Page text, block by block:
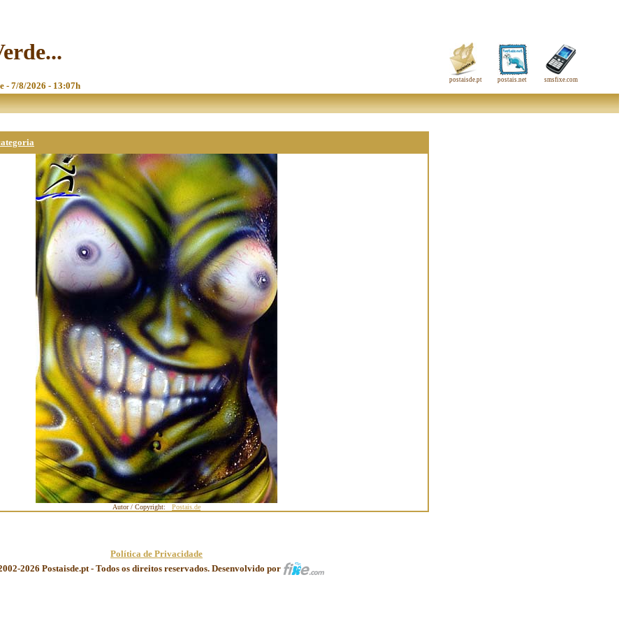
- 7/8/2026 - 13:07h
postaisde.pt postais.net smsfixe.com
Autor / Copyright: Postais.de
Política de Privacidade
2026 Postaisde.pt - Todos os direitos reservados. Desenvolvido por